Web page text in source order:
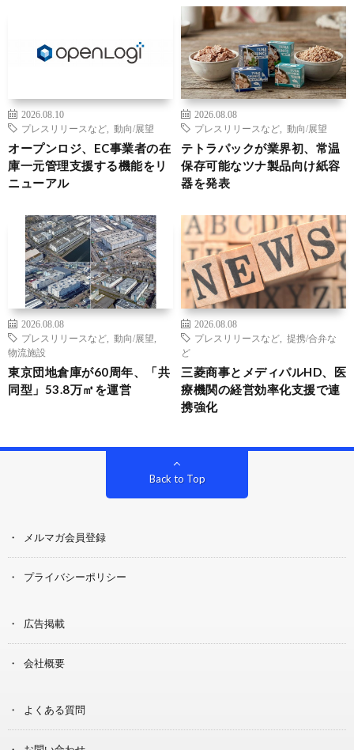
2026.08.10
プレスリリースなど
動向/展望
オープンロジ、EC事業者の在
庫一元管理支援する機能をリ
ニューアル
2026.08.08
プレスリリースなど
動向/展望
テトラパックが業界初、常温
保存可能なツナ製品向け紙容
器を発表
2026.08.08
プレスリリースなど
動向/展望
物流施設
東京団地倉庫が60周年、「共
同型」53.8万㎡を運営
2026.08.08
プレスリリースなど
提携/合弁な
ど
三菱商事とメディパルHD、医
療機関の経営効率化支援で連
携強化
Back to Top
メルマガ会員登録
プライバシーポリシー
広告掲載
会社概要
よくある質問